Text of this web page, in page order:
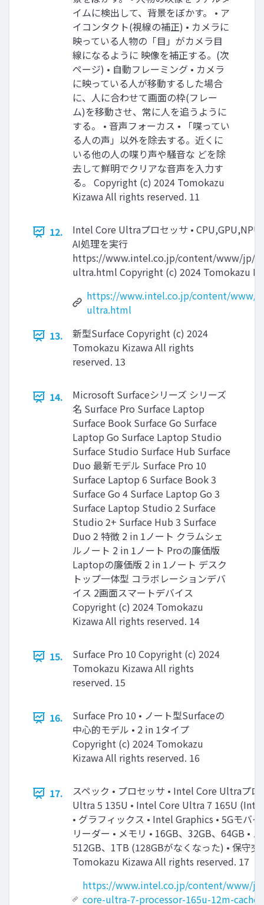
イムに検出して、背景をぼかす。 • ア
イコンタクト(視線の補正) • カメラに
映っている人物の「目」がカメラ目
線になるように 映像を補正する。(次
ページ) • 自動フレーミング • カメラ
に映っている人が移動するした場合
に、人に合わせて画面の枠(フレー
ム)を移動させ、常に人を追うように
する。 • 音声フォーカス • 「喋ってい
る人の声」以外を除去する。近くに
いる他の人の喋り声や騒音な どを除
去して鮮明でクリアな音声を入力す
る。 Copyright (c) 2024 Tomokazu
Kizawa All rights reserved. 11
12.
Intel Core Ultraプロセッサ •
AI処理を実行
https://www.intel.co.jp/content/www/jp/
ultra.html Copyright (c) 2024 Tomokazu
https://www.intel.co.jp/content/www/
ultra.html
13.
新型Surface Copyright (c) 2024
Tomokazu Kizawa All rights
reserved. 13
14.
Microsoft Surfaceシリーズ シリーズ
名 Surface Pro Surface Laptop
Surface Book Surface Go Surface
Laptop Go Surface Laptop Studio
Surface Studio Surface Hub Surface
Duo 最新モデル Surface Pro 10
Surface Laptop 6 Surface Book 3
Surface Go 4 Surface Laptop Go 3
Surface Laptop Studio 2 Surface
Studio 2+ Surface Hub 3 Surface
Duo 2 特徴 2 in 1ノート クラムシェ
ルノート 2 in 1ノート Proの廉価版
Laptopの廉価版 2 in 1ノート デスク
トップ一体型 コラボレーションデバ
イス 2画面スマートデバイス
Copyright (c) 2024 Tomokazu
Kizawa All rights reserved. 14
15.
Surface Pro 10 Copyright (c) 2024
Tomokazu Kizawa All rights
reserved. 15
16.
Surface Pro 10 • ノート型Surfaceの
中心的モデル • 2 in 1タイプ
Copyright (c) 2024 Tomokazu
Kizawa All rights reserved. 16
17.
スペック • プロセッサ • Intel Core Ultraプ
Ultra 5 135U • Intel Core Ultra 7 165U
• グラフィックス • Intel Graphics • 5Gモバ
リーダー • メモリ • 16GB、32GB、64GB •
512GB、1TB (128GBがなくなった) • 保守
Tomokazu Kizawa All rights reserved. 17
https://www.intel.co.jp/content/www/
core-ultra-7-processor-165u-12m-